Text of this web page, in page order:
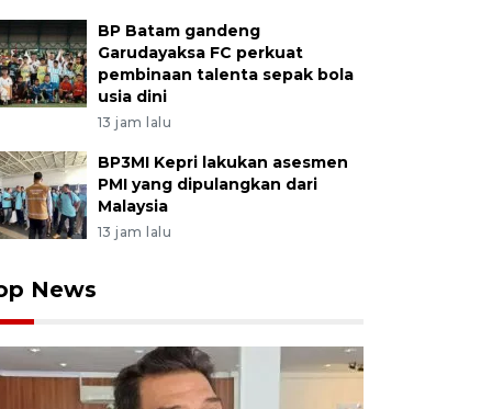
BP Batam gandeng
Garudayaksa FC perkuat
pembinaan talenta sepak bola
usia dini
13 jam lalu
BP3MI Kepri lakukan asesmen
PMI yang dipulangkan dari
Malaysia
13 jam lalu
News